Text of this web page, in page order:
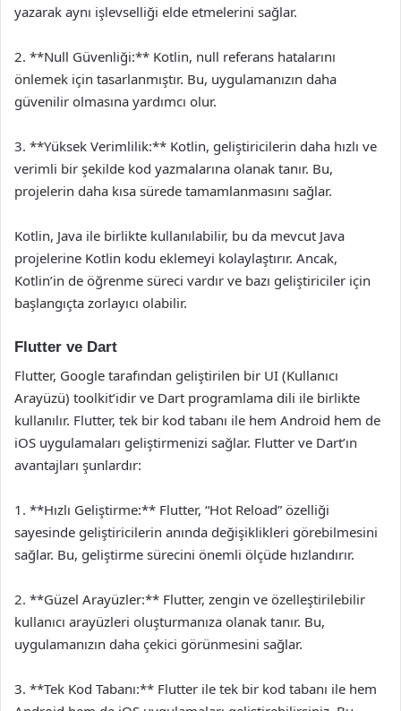
yazarak aynı işlevselliği elde etmelerini sağlar.
2. **Null Güvenliği:** Kotlin, null referans hatalarını
önlemek için tasarlanmıştır. Bu, uygulamanızın daha
güvenilir olmasına yardımcı olur.
3. **Yüksek Verimlilik:** Kotlin, geliştiricilerin daha hızlı ve
verimli bir şekilde kod yazmalarına olanak tanır. Bu,
projelerin daha kısa sürede tamamlanmasını sağlar.
Kotlin, Java ile birlikte kullanılabilir, bu da mevcut Java
projelerine Kotlin kodu eklemeyi kolaylaştırır. Ancak,
Kotlin’in de öğrenme süreci vardır ve bazı geliştiriciler için
başlangıçta zorlayıcı olabilir.
Flutter ve Dart
Flutter, Google tarafından geliştirilen bir UI (Kullanıcı
Arayüzü) toolkit’idir ve Dart programlama dili ile birlikte
kullanılır. Flutter, tek bir kod tabanı ile hem Android hem de
iOS uygulamaları geliştirmenizi sağlar. Flutter ve Dart’ın
avantajları şunlardır:
1. **Hızlı Geliştirme:** Flutter, “Hot Reload” özelliği
sayesinde geliştiricilerin anında değişiklikleri görebilmesini
sağlar. Bu, geliştirme sürecini önemli ölçüde hızlandırır.
2. **Güzel Arayüzler:** Flutter, zengin ve özelleştirilebilir
kullanıcı arayüzleri oluşturmanıza olanak tanır. Bu,
uygulamanızın daha çekici görünmesini sağlar.
3. **Tek Kod Tabanı:** Flutter ile tek bir kod tabanı ile hem